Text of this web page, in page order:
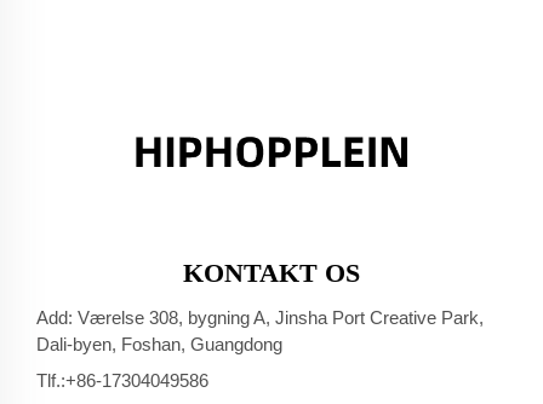
KONTAKT OS
Add: Værelse 308, bygning A, Jinsha Port Creative Park,
Dali-byen, Foshan, Guangdong
Tlf.:+86-17304049586